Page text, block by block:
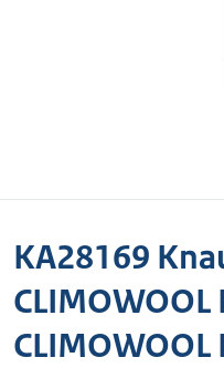
KA28169
CLIMOWOOL
CLIMOWOOL